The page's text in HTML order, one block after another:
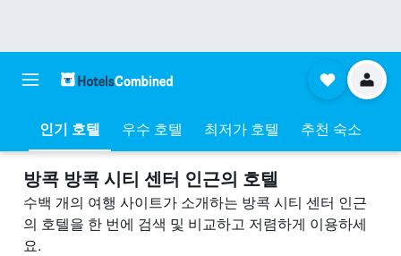
인기 호텔 우수 호텔 최저가 호텔 추천 숙소
방콕 방콕 시티 센터 ​인근의 호텔
수백 개의 여행 사이트가 소개하는 방콕 시티 센터 인근
의 호텔을 한 번에 검색 및 비교하고 저렴하게 이용하세
요.